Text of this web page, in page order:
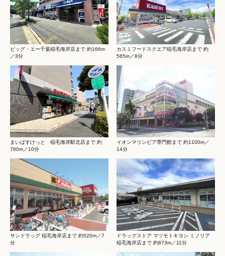
ビッグ・エー千葉稲毛海岸店まで 約166m
／3分
カスミフードスクエア稲毛海岸店まで 約
565m／8分
まいばすけっと 稲毛海岸駅北店まで 約
760m／10分
イオンマリンピア専門館まで 約1100m／
14分
サンドラッグ 稲毛海岸店まで 約520m／7
分
ドラッグストア マツモトキヨシ ミノリア
稲毛海岸店まで 約873m／11分